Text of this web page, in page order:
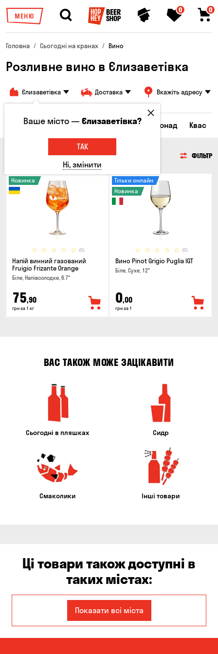
МЕНЮ
0 0
Головна Сьогодні на кранах Вино
Розливне вино в Єлизаветівка
Єлизаветівка Доставка Вкажіть адресу
Всі товари Пиво Сидр Вино Лимонад Квас
ФІЛЬТР
(0)
Новинка
Напій винний газований
Fruigio Frizante Orange
Біле, Напівсолодке, 6.7°
75,90
грн за 1 кг
(0)
Тільки онлайн
Новинка
Вино Pinot Grigio Puglia IGT
Біле, Сухе, 12°
0,00
грн за 1
ВАС ТАКОЖ МОЖЕ ЗАЦІКАВИТИ
Сьогодні в пляшках Сидр
Смаколики Інші товари
Ці товари також доступні в
таких містах:
Авангард
Вільне Гнідин
Показати всі міста
Ваше місто —Єлизаветівка?
ТАК
Ні, змінити